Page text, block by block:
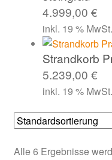
4.999,00 €
inkl. 19 % MwSt.
Strandkorb
5.239,00 €
inkl. 19 % MwSt.
Alle 6 Ergebnisse